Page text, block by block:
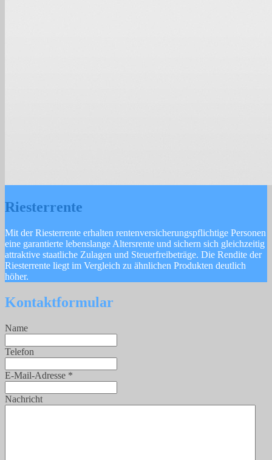
Riesterrente
Mit der Riesterrente erhalten rentenversicherungspflichtige Personen
eine garantierte lebenslange Altersrente und sichern sich gleichzeitig
attraktive staatliche Zulagen und Steuerfreibeträge. Die Rendite der
Riesterrente liegt im Vergleich zu ähnlichen Produkten deutlich
höher.
Kontaktformular
Name
Telefon
E-Mail-Adresse *
Nachricht